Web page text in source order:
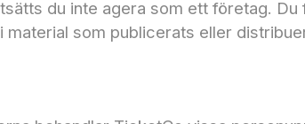
du inte agera som ett företag.
som publicerats eller